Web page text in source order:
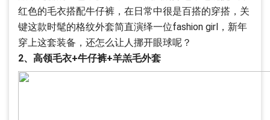
红色的毛衣搭配牛仔裤，在日常中很是百搭的穿搭，关
键这款时髦的格纹外套简直演绎一位fashion girl，新年
穿上这套装备，还怎么让人挪开眼球呢？
2、高领毛衣+牛仔裤+羊羔毛外套